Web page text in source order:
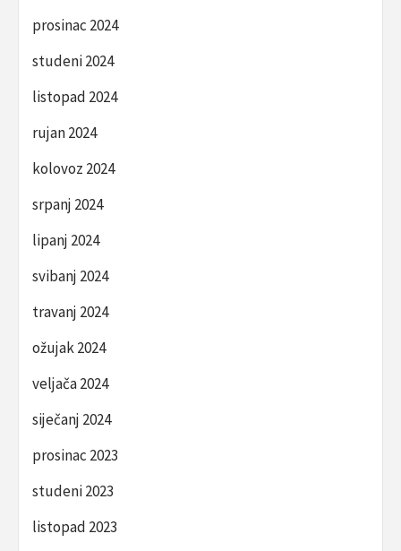
prosinac 2024
studeni 2024
listopad 2024
rujan 2024
kolovoz 2024
srpanj 2024
lipanj 2024
svibanj 2024
travanj 2024
ožujak 2024
veljača 2024
siječanj 2024
prosinac 2023
studeni 2023
listopad 2023